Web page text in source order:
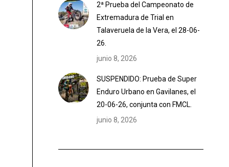
2ª Prueba del Campeonato de
Extremadura de Trial en
Talaveruela de la Vera, el 28-06-
26.
junio 8, 2026
SUSPENDIDO: Prueba de Super
Enduro Urbano en Gavilanes, el
20-06-26, conjunta con FMCL.
junio 8, 2026